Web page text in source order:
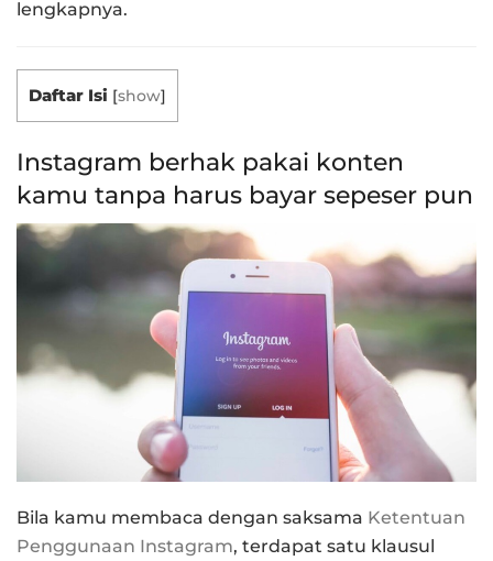
lengkapnya.
Daftar Isi [show]
Instagram berhak pakai konten
kamu tanpa harus bayar sepeser pun
Bila kamu membaca dengan saksama Ketentuan
Penggunaan Instagram, terdapat satu klausul